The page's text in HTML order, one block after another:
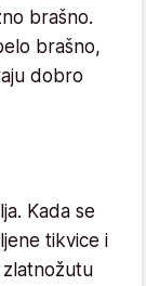
brašno.
brašno,
dobro
Kada se
tikvice i